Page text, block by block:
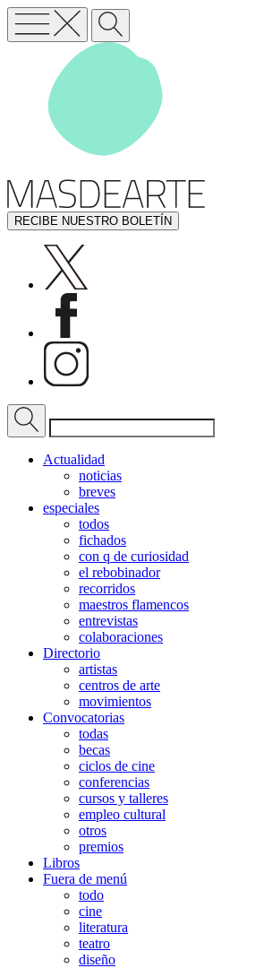
RECIBE NUESTRO BOLETÍN
Actualidad
noticias
breves
especiales
todos
fichados
con q de curiosidad
el rebobinador
recorridos
maestros flamencos
entrevistas
colaboraciones
Directorio
artistas
centros de arte
movimientos
Convocatorias
todas
becas
ciclos de cine
conferencias
cursos y talleres
empleo cultural
otros
premios
Libros
Fuera de menú
todo
cine
literatura
teatro
diseño